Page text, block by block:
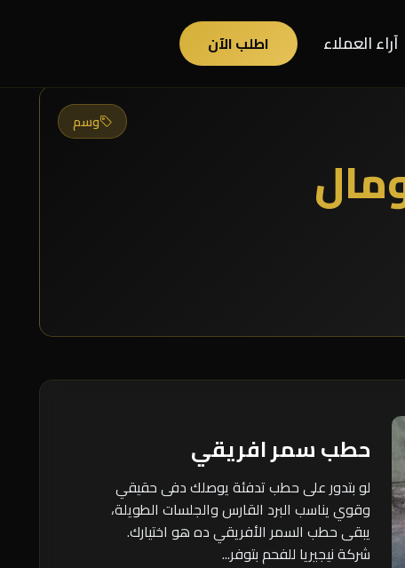
آراء العملاء اطلب الآن
وسم
حطب سمر افريقي
لو بتدور على حطب تدفئة يوصلك دفى حقيقي
وقوي يناسب البرد القارس والجلسات الطويلة،
يبقى حطب السمر الأفريقي ده هو اختيارك.
شركة نيجيريا للفحم بتوفر...